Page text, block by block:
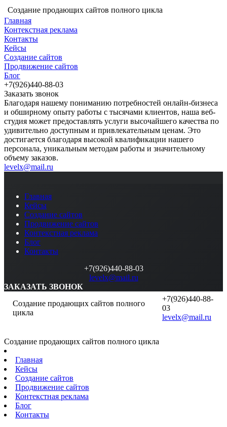
Создание продающих сайтов полного цикла
Главная
Контекстная реклама
Контакты
Кейсы
Создание сайтов
Продвижение сайтов
Блог
+7(926)440-88-03
Заказать звонок
Благодаря нашему пониманию потребностей онлайн-бизнеса
и обширному опыту работы с тысячами клиентов, наша веб-
студия может предоставлять услуги высочайшего качества по
удивительно доступным и привлекательным ценам. Это
достигается благодаря высокой квалификации нашего
персонала, уникальным методам работы и значительному
объему заказов.
levelx@mail.ru
Главная
Кейсы
Создание сайтов
Продвижение сайтов
Контекстная реклама
Блог
Контакты
+7(926)440-88-03
levelx@mail.ru
ЗАКАЗАТЬ ЗВОНОК
Создание продающих сайтов полного
цикла
+7(926)440-88-
03
levelx@mail.ru
Создание продающих сайтов полного цикла
Главная
Кейсы
Создание сайтов
Продвижение сайтов
Контекстная реклама
Блог
Контакты